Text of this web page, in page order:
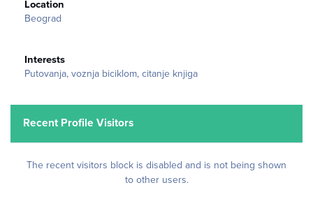
Location
Beograd
Interests
Putovanja, voznja biciklom, citanje knjiga
Recent Profile Visitors
The recent visitors block is disabled and is not being shown
to other users.